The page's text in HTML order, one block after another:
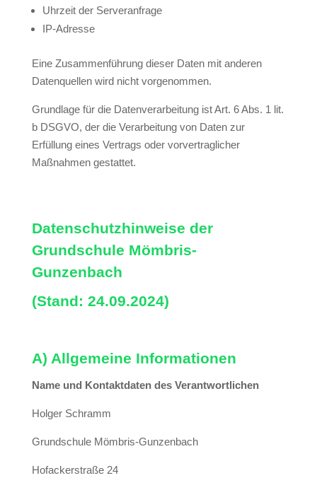
Uhrzeit der Serveranfrage
IP-Adresse
Eine Zusammenführung dieser Daten mit anderen
Datenquellen wird nicht vorgenommen.
Grundlage für die Datenverarbeitung ist Art. 6 Abs. 1 lit.
b DSGVO, der die Verarbeitung von Daten zur
Erfüllung eines Vertrags oder vorvertraglicher
Maßnahmen gestattet.
Datenschutzhinweise der
Grundschule Mömbris-
Gunzenbach
(Stand: 24.09.2024)
A) Allgemeine Informationen
Name und Kontaktdaten des Verantwortlichen
Holger Schramm
Grundschule Mömbris-Gunzenbach
Hofackerstraße 24